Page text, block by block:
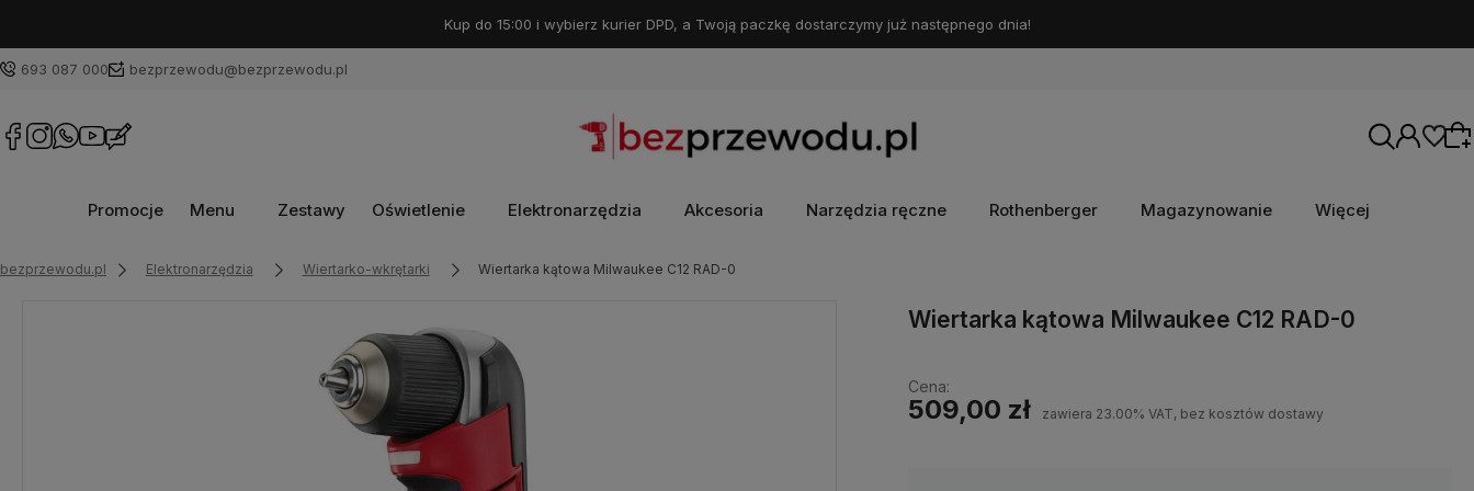
Kup do 15:00 i wybierz kurier DPD, a Twoją paczkę dostarczymy już następnego dnia!
693 087 000 bezprzewodu@bezprzewodu.pl
Wybierz coś dla siebie z naszej aktualnej
oferty lub zaloguj się, aby przywrócić dodane
Promocje Menu Zestawy Oświetlenie Elektronarzędzia Akcesoria Narzędzia ręczne Rothenberger Magazynowanie Więcej
bezprzewodu.pl Elektronarzędzia Wiertarko-wkrętarki Wiertarka kątowa Milwaukee C12 RAD-0
Wiertarka kątowa Milwaukee C12 RAD-0
Cena:
509,00 zł zawiera 23.00% VAT, bez kosztów dostawy